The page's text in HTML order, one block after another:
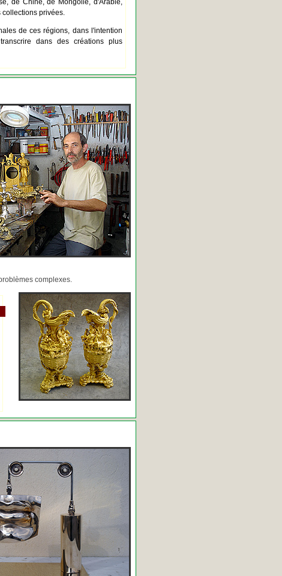
de Chine, de Mongolie, d'Arabie,
collections privées.
de ces régions, dans l'intention
dans des créations plus
complexes.